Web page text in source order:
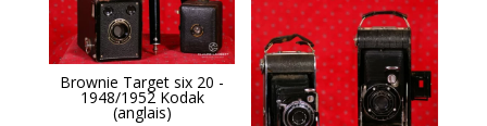
Brownie Target six 20 -
1948/1952 Kodak
(anglais)